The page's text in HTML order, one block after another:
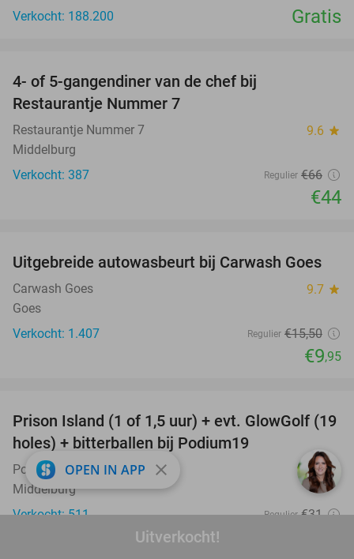
Uitverkocht!
Verkocht: 188.200
Gratis
4- of 5-gangendiner van de chef bij
Restaurantje Nummer 7
Restaurantje Nummer 7 9.6 star
Middelburg
Verkocht: 387
Regulier €66
€44
36%
Uitgebreide autowasbeurt bij Carwash Goes
Carwash Goes 9.7 star
Goes
Verkocht: 1.407
Regulier €15,50
€9,95
36%
Prison Island (1 of 1,5 uur) + evt. GlowGolf (19
holes) + bitterballen bij Podium19
Podium19 9.6star
Middelburg
Verkocht: 511
Regulier €31
OPEN IN APP close